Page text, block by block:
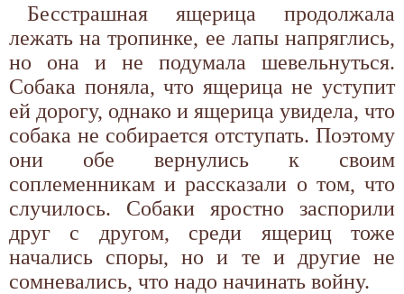
Бесстрашная ящерица продолжала
лежать на тропинке, ее лапы напряглись,
но она и не подумала шевельнуться.
Собака поняла, что ящерица не уступит
ей дорогу, однако и ящерица увидела, что
собака не собирается отступать. Поэтому
они обе вернулись к своим
соплеменникам и рассказали о том, что
случилось. Собаки яростно заспорили
друг с другом, среди ящериц тоже
начались споры, но и те и другие не
сомневались, что надо начинать войну.